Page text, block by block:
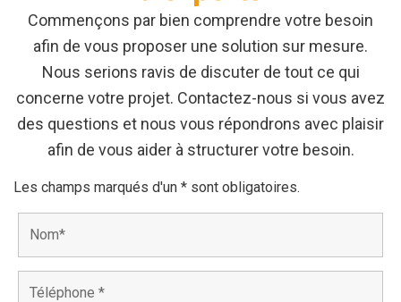
Commençons par bien comprendre votre besoin
afin de vous proposer une solution sur mesure.
Nous serions ravis de discuter de tout ce qui
concerne votre projet. Contactez-nous si vous avez
des questions et nous vous répondrons avec plaisir
afin de vous aider à structurer votre besoin.
Les champs marqués d'un * sont obligatoires.